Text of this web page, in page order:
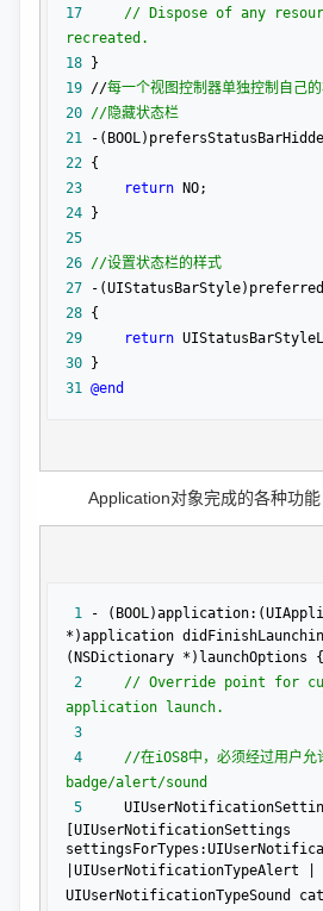
17 // Dispose of any
recreated.
18
19 //每一个视图控制器单独控制自己
20 //隐藏状态栏
21 -
22
23
return
24
25
26 //设置状态栏的样式
27 -
28
29
return
30
31 @end
Application对象完成的各种功能
1 -
*)application
(NSDictionary *
2
// Override point for
3
4
//在iOS8中，必须经过用户允
badge/alert/sound
5
[UIUserNotificationSettings
|UIUserNotificationTypeAlert |